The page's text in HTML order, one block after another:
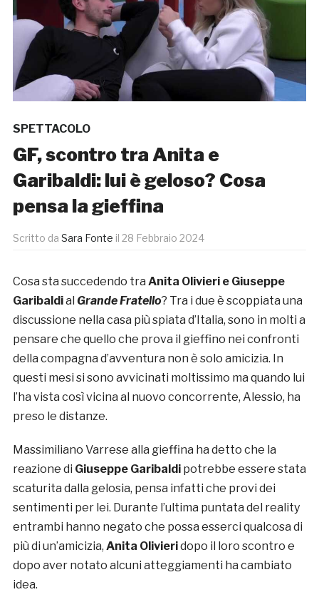
SPETTACOLO
GF, scontro tra Anita e
Garibaldi: lui è geloso? Cosa
pensa la gieffina
Scritto da Sara Fonte il 28 Febbraio 2024
Cosa sta succedendo tra Anita Olivieri e Giuseppe
Garibaldial Grande Fratello? Tra i due è scoppiata una
discussione nella casa più spiata d’Italia, sono in molti a
pensare che quello che prova il gieffino nei confronti
della compagna d’avventura non è solo amicizia. In
questi mesi si sono avvicinati moltissimo ma quando lui
l’ha vista così vicina al nuovo concorrente, Alessio, ha
preso le distanze.
Massimiliano Varrese alla gieffina ha detto che la
reazione di Giuseppe Garibaldi potrebbe essere stata
scaturita dalla gelosia, pensa infatti che provi dei
sentimenti per lei. Durante l’ultima puntata del reality
entrambi hanno negato che possa esserci qualcosa di
più di un’amicizia, Anita Olivieridopo il loro scontro e
dopo aver notato alcuni atteggiamenti ha cambiato
idea.